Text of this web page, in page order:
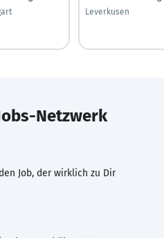
Leverkusen
Netzwerk
Job, der wirklich zu Dir